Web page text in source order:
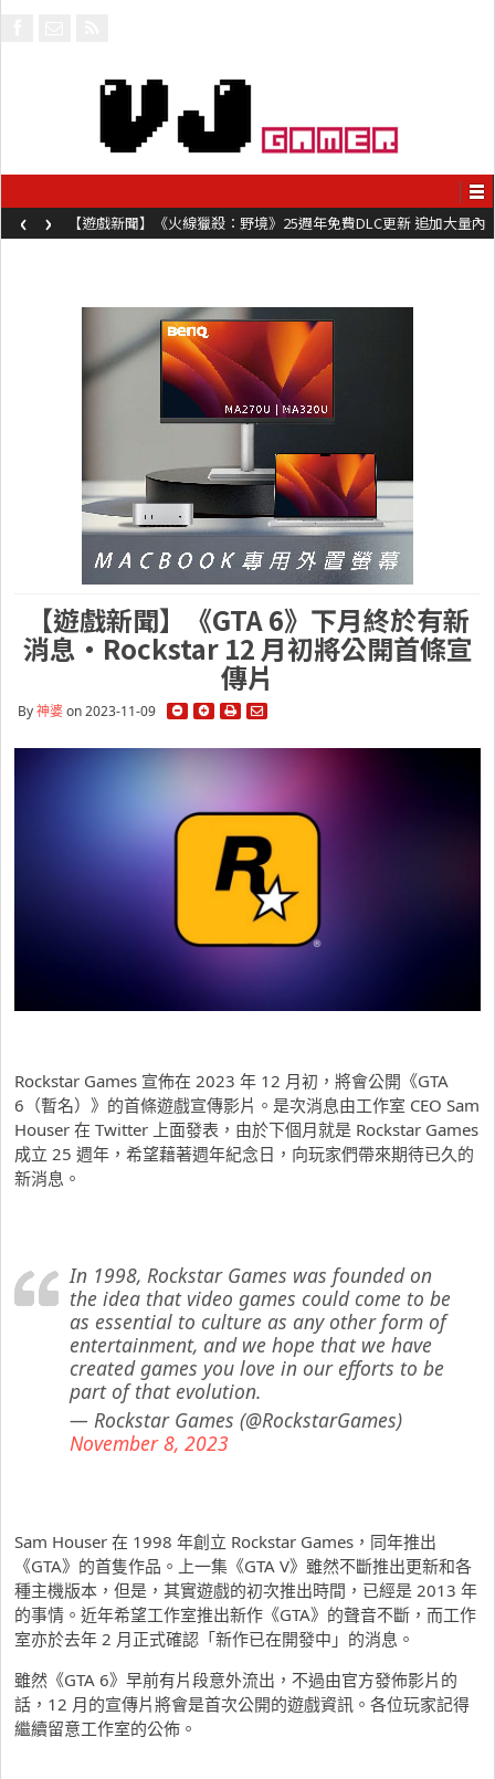
【遊戲新聞】《火線獵殺：野境》25週年免費DLC更新 追加大量內
容同時系舊作限時超平價折扣
‹ ›
【遊戲新聞】《GTA 6》下月終於有新
消息・Rockstar 12 月初將公開首條宣
傳片
By神婆on 2023-11-09
Rockstar Games 宣佈在 2023 年 12 月初，將會公開《GTA
6（暫名）》的首條遊戲宣傳影片。是次消息由工作室 CEO Sam
Houser 在 Twitter 上面發表，由於下個月就是 Rockstar Games
成立 25 週年，希望藉著週年紀念日，向玩家們帶來期待已久的
新消息。
In 1998, Rockstar Games was founded on
the idea that video games could come to be
as essential to culture as any other form of
entertainment, and we hope that we have
created games you love in our efforts to be
part of that evolution.
— Rockstar Games (@RockstarGames)
November 8, 2023
Sam Houser 在 1998 年創立 Rockstar Games，同年推出
《GTA》的首隻作品。上一集《GTA V》雖然不斷推出更新和各
種主機版本，但是，其實遊戲的初次推出時間，已經是 2013 年
的事情。近年希望工作室推出新作《GTA》的聲音不斷，而工作
室亦於去年 2 月正式確認「新作已在開發中」的消息。
雖然《GTA 6》早前有片段意外流出，不過由官方發佈影片的
話，12 月的宣傳片將會是首次公開的遊戲資訊。各位玩家記得
繼續留意工作室的公佈。